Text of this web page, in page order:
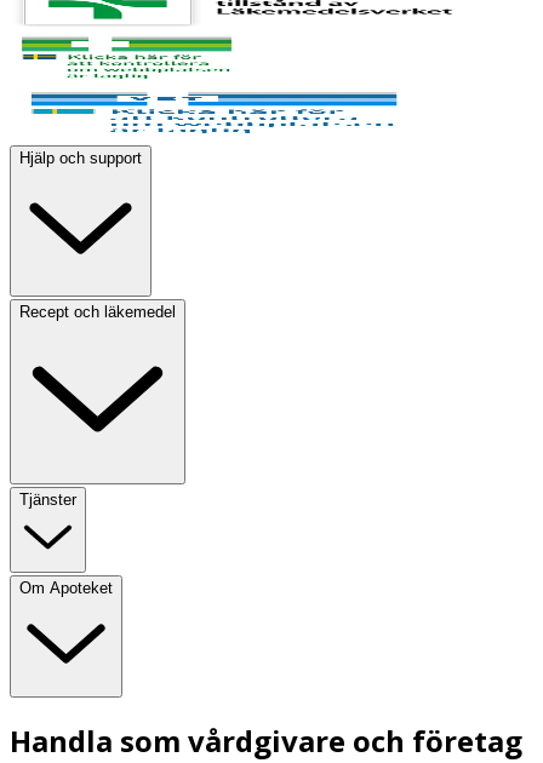
Hjälp och support
Recept och läkemedel
Tjänster
Om Apoteket
Handla som vårdgivare och företag